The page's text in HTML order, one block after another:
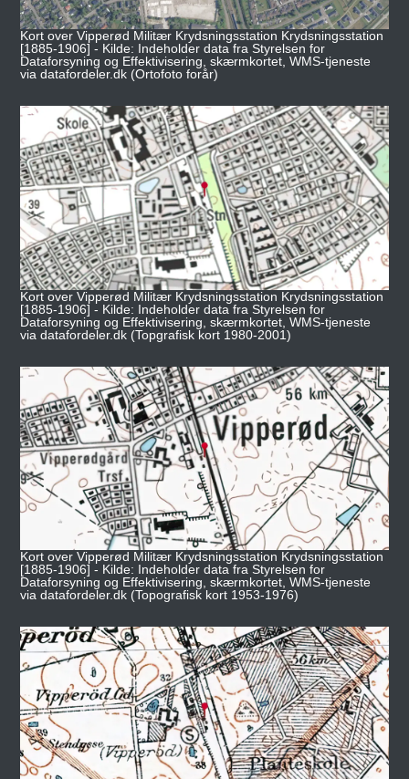
Kort over Vipperød Militær Krydsningsstation Krydsningsstation
[1885-1906] - Kilde: Indeholder data fra Styrelsen for
Dataforsyning og Effektivisering, skærmkortet, WMS-tjeneste
via datafordeler.dk (Ortofoto forår)
Kort over Vipperød Militær Krydsningsstation Krydsningsstation
[1885-1906] - Kilde: Indeholder data fra Styrelsen for
Dataforsyning og Effektivisering, skærmkortet, WMS-tjeneste
via datafordeler.dk (Topgrafisk kort 1980-2001)
Kort over Vipperød Militær Krydsningsstation Krydsningsstation
[1885-1906] - Kilde: Indeholder data fra Styrelsen for
Dataforsyning og Effektivisering, skærmkortet, WMS-tjeneste
via datafordeler.dk (Topografisk kort 1953-1976)